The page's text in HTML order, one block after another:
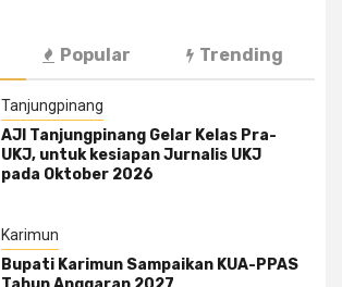
Popular Trending
Tanjungpinang
AJI Tanjungpinang Gelar Kelas Pra-
UKJ, untuk kesiapan Jurnalis UKJ
pada Oktober 2026
Karimun
Bupati Karimun Sampaikan KUA-PPAS